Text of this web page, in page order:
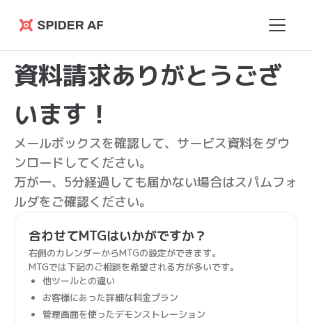
Spider
AF
資料請求ありがとうござ
います！
メールボックスを確認して、サービス資料をダウ
ンロードしてください。
万が一、5分経過しても届かない場合はスパムフォ
ルダをご確認ください。
合わせてMTGはいかがですか？
右側のカレンダーからMTGの設定ができます。
MTGでは下記のご相談を希望される方が多いです。
他ツールとの違い
お客様にあった詳細な料金プラン
管理画面を使ったデモンストレーション